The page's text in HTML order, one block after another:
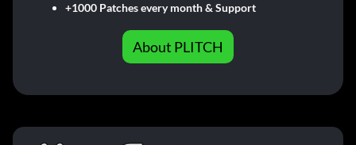
+1000 Patches every month & Support
About PLITCH